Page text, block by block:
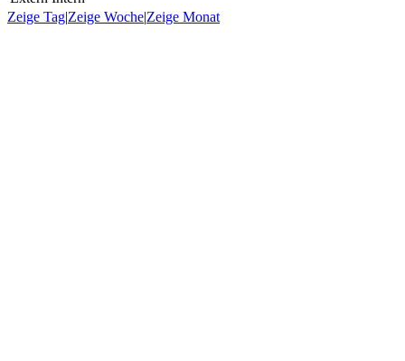
Zeige Tag|Zeige Woche|Zeige Monat